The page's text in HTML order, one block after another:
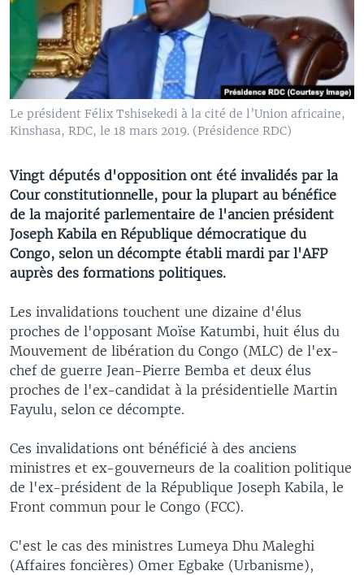
Le président Félix Tshisekedi à la cité de l’Union africaine,
Kinshasa, RDC, le 18 mars 2019. (Présidence RDC)
Vingt députés d'opposition ont été invalidés par la
Cour constitutionnelle, pour la plupart au bénéfice
de la majorité parlementaire de l'ancien président
Joseph Kabila en République démocratique du
Congo, selon un décompte établi mardi par l'AFP
auprès des formations politiques.
Les invalidations touchent une dizaine d'élus
proches de l'opposant Moïse Katumbi, huit élus du
Mouvement de libération du Congo (MLC) de l'ex-
chef de guerre Jean-Pierre Bemba et deux élus
proches de l'ex-candidat à la présidentielle Martin
Fayulu, selon ce décompte.
Ces invalidations ont bénéficié à des anciens
ministres et ex-gouverneurs de la coalition politique
de l'ex-président de la République Joseph Kabila, le
Front commun pour le Congo (FCC).
C'est le cas des ministres Lumeya Dhu Maleghi
(Affaires foncières) Omer Egbake (Urbanisme),